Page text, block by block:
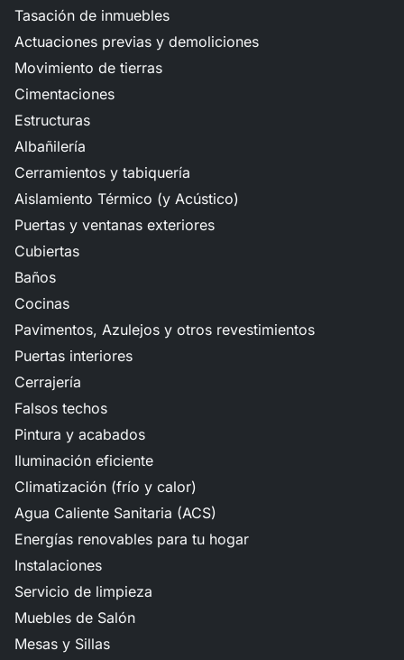
Tasación de inmuebles
Actuaciones previas y demoliciones
Movimiento de tierras
Cimentaciones
Estructuras
Albañilería
Cerramientos y tabiquería
Aislamiento Térmico (y Acústico)
Puertas y ventanas exteriores
Cubiertas
Baños
Cocinas
Pavimentos, Azulejos y otros revestimientos
Puertas interiores
Cerrajería
Falsos techos
Pintura y acabados
Iluminación eficiente
Climatización (frío y calor)
Agua Caliente Sanitaria (ACS)
Energías renovables para tu hogar
Instalaciones
Servicio de limpieza
Muebles de Salón
Mesas y Sillas